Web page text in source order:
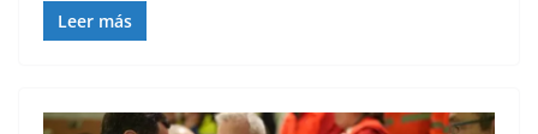
Leer más